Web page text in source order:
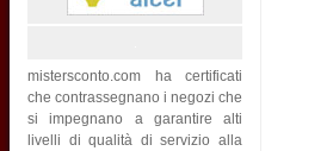
mistersconto.com ha certificati
che contrassegnano i negozi che
si impegnano a garantire alti
livelli di qualità di servizio alla